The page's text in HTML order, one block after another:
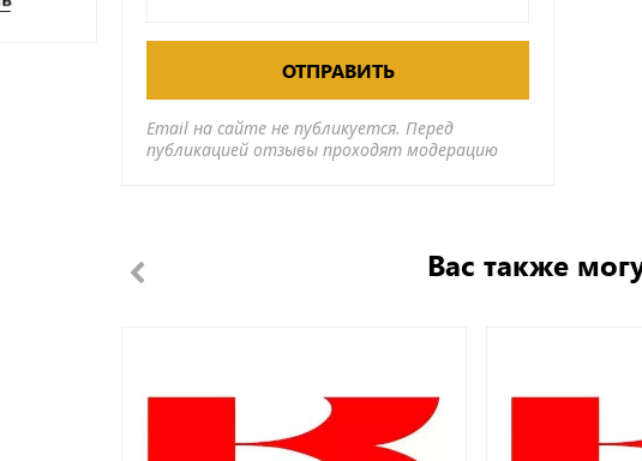
ОТПРАВИТЬ
Email на сайте не публикуется. Перед
публикацией отзывы проходят модерацию
Вас также